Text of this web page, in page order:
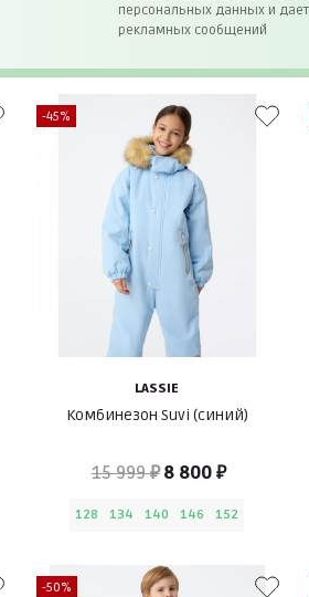
персональных данных и
рекламных сообщений
-45%
LASSIE
Комбинезон Suvi (синий)
15 999 ₽ 8 800 ₽
128 134 140 146 152
-50%